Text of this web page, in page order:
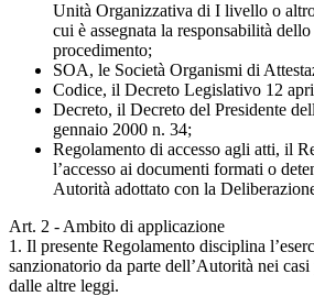
Unità Organizzativa di I livello o
cui è assegnata la responsabilità
procedimento;
SOA, le Società Organismi di
Codice, il Decreto Legislativo 12
Decreto, il Decreto del Presidente
gennaio 2000 n. 34;
Regolamento di accesso agli atti, il
l’accesso ai documenti formati o
Autorità adottato con la
Art. 2 - Ambito di applicazione
1. Il presente Regolamento disciplina
sanzionatorio da parte dell’Autorità nei
dalle altre leggi.